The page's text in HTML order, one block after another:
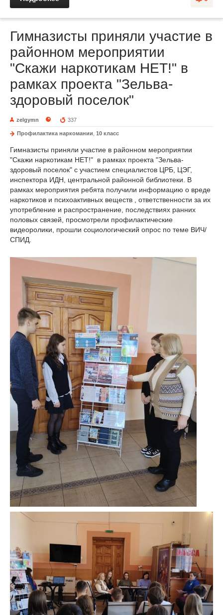
Гимназисты приняли участие в
районном мероприятии
"Скажи наркотикам НЕТ!" в
рамках проекта "Зельва-
здоровый поселок"
zelgymn 337
Профилактика наркомании 10 класс
Гимназисты приняли участие в районном мероприятии
"Скажи наркотикам НЕТ!" в рамках проекта "Зельва-
здоровый поселок" с участием специалистов ЦРБ, ЦЭГ,
инспектора ИДН, центральной районной библиотеки. В
рамках мероприятия ребята получили информацию о вреде
наркотиков и психоактивных веществ , ответственности за их
употребление и распространение, последствиях ранних
половых связей, просмотрели профилактические
видеоролики, прошли социологический опрос по теме ВИЧ/
СПИД.